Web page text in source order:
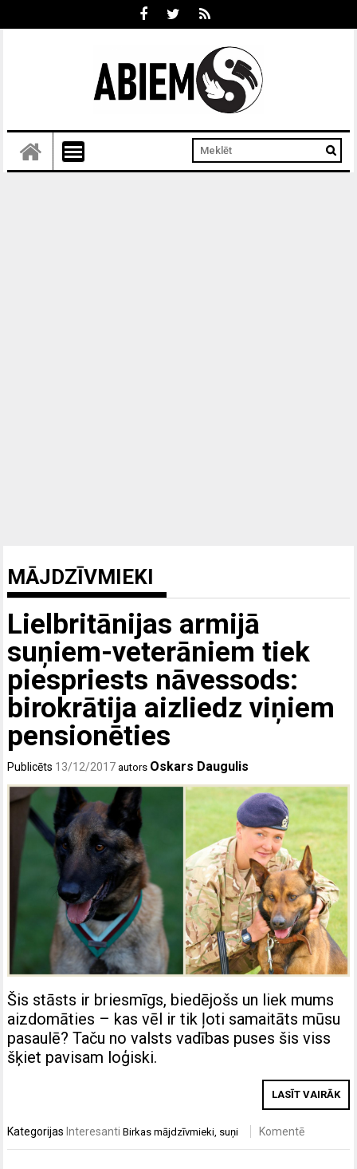
MĀJDZĪVMIEKI
Lielbritānijas armijā
suņiem-veterāniem tiek
piespriests nāvessods:
birokrātija aizliedz viņiem
pensionēties
Publicēts 13/12/2017 autors Oskars Daugulis
Šis stāsts ir briesmīgs, biedējošs un liek mums
aizdomāties – kas vēl ir tik ļoti samaitāts mūsu
pasaulē? Taču no valsts vadības puses šis viss
šķiet pavisam loģiski.
LASĪT VAIRĀK
Kategorijas Interesanti Birkasmājdzīvmieki, suņi Komentē